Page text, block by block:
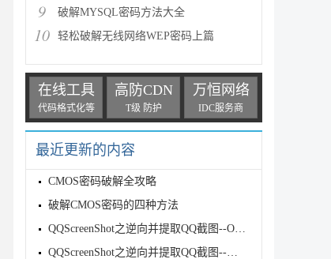
9 破解MYSQL密码方法大全
10 轻松破解无线网络WEP密码上篇
在线工具
代码格式化等
高防CDN
T级 防护
万恒网络
IDC服务商
最近更新的内容
CMOS密码破解全攻略
破解CMOS密码的四种方法
QQScreenShot之逆向并提取QQ截图--OCR和其他功能
QQScreenShot之逆向并提取QQ截图--基本功能